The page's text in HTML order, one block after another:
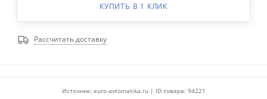
КУПИТЬ В 1 КЛИК
Рассчитать доставку
Источник: euro-avtomatika.ru | ID товара: 94221